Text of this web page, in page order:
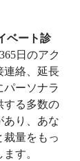
ベート診
日のアク
連絡、延長
パーソナラ
する多数の
あり、あな
裁量をもっ
す。